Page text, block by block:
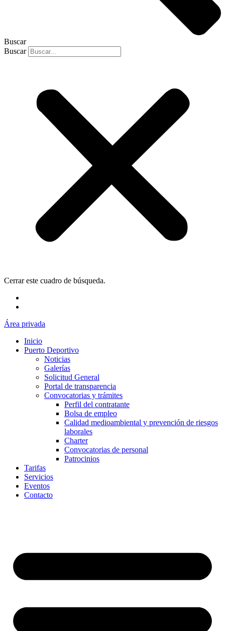
Buscar
Buscar
Cerrar este cuadro de búsqueda.
Área privada
Inicio
Puerto Deportivo
Noticias
Galerías
Solicitud General
Portal de transparencia
Convocatorias y trámites
Perfil del contratante
Bolsa de empleo
Calidad medioambiental y prevención de riesgos
laborales
Charter
Convocatorias de personal
Patrocinios
Tarifas
Servicios
Eventos
Contacto